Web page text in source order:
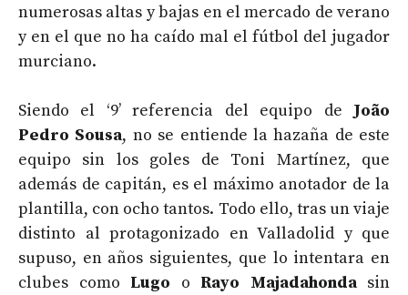
numerosas altas y bajas en el mercado de verano
y en el que no ha caído mal el fútbol del jugador
murciano.
Siendo el ‘9’ referencia del equipo de João
Pedro Sousa, no se entiende la hazaña de este
equipo sin los goles de Toni Martínez, que
además de capitán, es el máximo anotador de la
plantilla, con ocho tantos. Todo ello, tras un viaje
distinto al protagonizado en Valladolid y que
supuso, en años siguientes, que lo intentara en
clubes como Lugo o Rayo Majadahondasin